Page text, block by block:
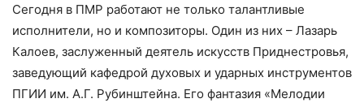
Сегодня в ПМР работают не только талантливые
исполнители, но и композиторы. Один из них – Лазарь
Калоев, заслуженный деятель искусств Приднестровья,
заведующий кафедрой духовых и ударных инструментов
ПГИИ им. А.Г. Рубинштейна. Его фантазия «Мелодии